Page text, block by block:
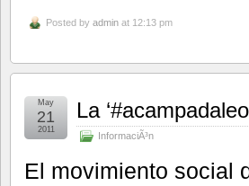
Posted by admin at 12:13 pm
La
InformaciÃ³n
May
21
2011
El movimiento social